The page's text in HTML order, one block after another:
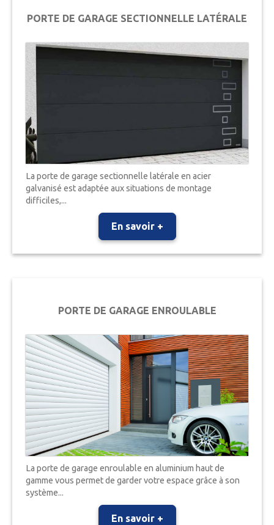
PORTE DE GARAGE SECTIONNELLE LATÉRALE
La porte de garage sectionnelle latérale en acier
galvanisé est adaptée aux situations de montage
difficiles,...
En savoir +
PORTE DE GARAGE ENROULABLE
La porte de garage enroulable en aluminium haut de
gamme vous permet de garder votre espace grâce à son
système...
En savoir +